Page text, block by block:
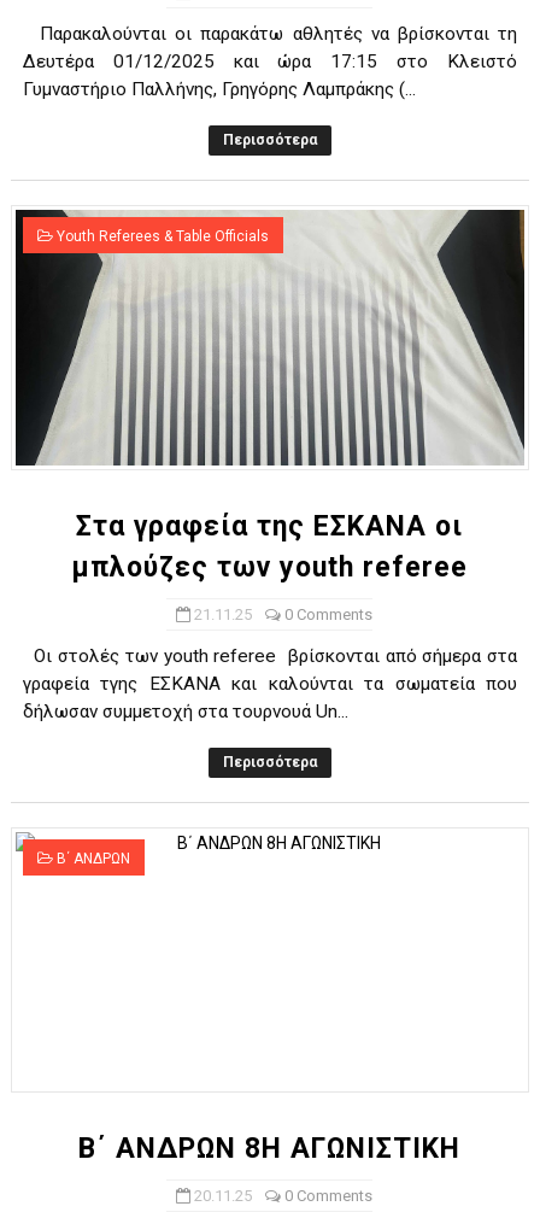
Παρακαλούνται οι παρακάτω αθλητές να βρίσκονται τη
Δευτέρα 01/12/2025 και ώρα 17:15 στο Κλειστό
Γυμναστήριο Παλλήνης, Γρηγόρης Λαμπράκης (...
Περισσότερα
Youth Referees & Table Officials
Στα γραφεία της ΕΣΚΑΝΑ οι
μπλούζες των youth referee
21.11.25 0 Comments
Oι στολές των youth referee βρίσκονται από σήμερα στα
γραφεία τγης ΕΣΚΑΝΑ και καλούνται τα σωματεία που
δήλωσαν συμμετοχή στα τουρνουά Un...
Περισσότερα
Β΄ ΑΝΔΡΩΝ
Β΄ ΑΝΔΡΩΝ 8Η ΑΓΩΝΙΣΤΙΚΗ
20.11.25 0 Comments